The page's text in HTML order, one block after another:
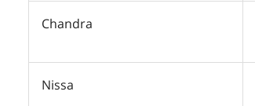
Chandra
Nissa